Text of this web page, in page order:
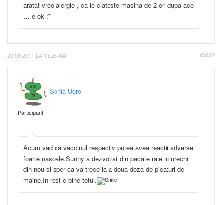
aratat vreo alergie , ca le clateste masina de 2 ori dupa ace
… e ok :*
20/06/2011 LA 11:26 AM #3637
Sonia Ugro
Participant
Acum vad ca vaccinul respectiv putea avea reactii adverse
foarte nasoale.Sunny a dezvoltat din pacate raie in urechi
din nou si sper ca va trece la a doua doza de picaturi de
maine.In rest e bine totul.